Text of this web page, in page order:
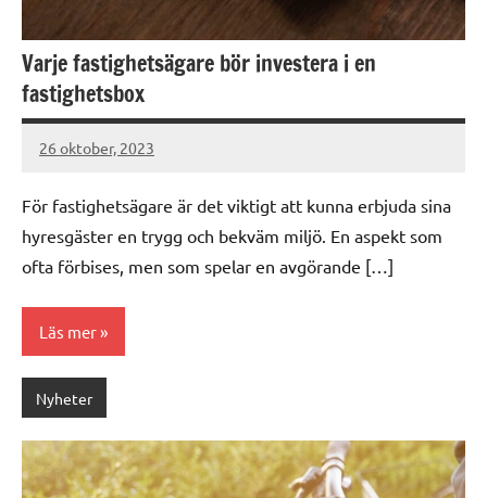
Varje fastighetsägare bör investera i en
fastighetsbox
26 oktober, 2023
Gert
För fastighetsägare är det viktigt att kunna erbjuda sina
hyresgäster en trygg och bekväm miljö. En aspekt som
ofta förbises, men som spelar en avgörande […]
Läs mer
Nyheter